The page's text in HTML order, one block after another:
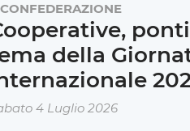
CONFEDERAZIONE
della
4 Luglio 2026